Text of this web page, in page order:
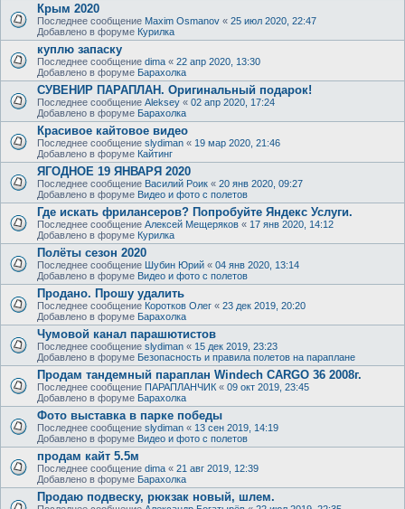
Крым 2020
Последнее сообщение Maxim Osmanov « 25 июл 2020, 22:47
Добавлено в форуме Курилка
куплю запаску
Последнее сообщение dima « 22 апр 2020, 13:30
Добавлено в форуме Барахолка
СУВЕНИР ПАРАПЛАН. Оригинальный подарок!
Последнее сообщение Aleksey « 02 апр 2020, 17:24
Добавлено в форуме Барахолка
Красивое кайтовое видео
Последнее сообщение slydiman « 19 мар 2020, 21:46
Добавлено в форуме Кайтинг
ЯГОДНОЕ 19 ЯНВАРЯ 2020
Последнее сообщение Василий Роик « 20 янв 2020, 09:27
Добавлено в форуме Видео и фото с полетов
Где искать фрилансеров? Попробуйте Яндекс Услуги.
Последнее сообщение Алексей Мещеряков « 17 янв 2020, 14:12
Добавлено в форуме Курилка
Полёты сезон 2020
Последнее сообщение Шубин Юрий « 04 янв 2020, 13:14
Добавлено в форуме Видео и фото с полетов
Продано. Прошу удалить
Последнее сообщение Коротков Олег « 23 дек 2019, 20:20
Добавлено в форуме Барахолка
Чумовой канал парашютистов
Последнее сообщение slydiman « 15 дек 2019, 23:23
Добавлено в форуме Безопасность и правила полетов на параплане
Продам тандемный параплан Windech CARGO 36 2008г.
Последнее сообщение ПАРАПЛАНЧИК « 09 окт 2019, 23:45
Добавлено в форуме Барахолка
Фото выставка в парке победы
Последнее сообщение slydiman « 13 сен 2019, 14:19
Добавлено в форуме Видео и фото с полетов
продам кайт 5.5м
Последнее сообщение dima « 21 авг 2019, 12:39
Добавлено в форуме Барахолка
Продаю подвеску, рюкзак новый, шлем.